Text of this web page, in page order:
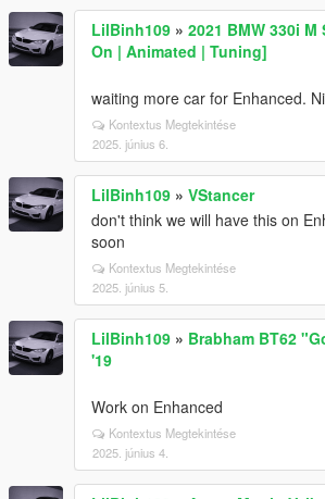
LilBinh109 » 2021 BMW 330i
On | Animated | Tuning]
waiting more car for Enhanced.
Kontextus Megtekintése
2025. június 6.
LilBinh109 » VStancer
don't think we will have this on
soon
Kontextus Megtekintése
2025. június 5.
LilBinh109 » Brabham BT62
'19
Work on Enhanced
Kontextus Megtekintése
2025. június 4.